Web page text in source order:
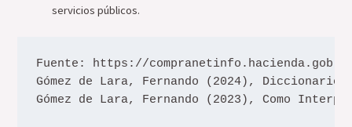
servicios públicos.
Fuente: https://
Gómez de Lara, Fernando (2024),
Gómez de Lara, Fernando (2023), Como